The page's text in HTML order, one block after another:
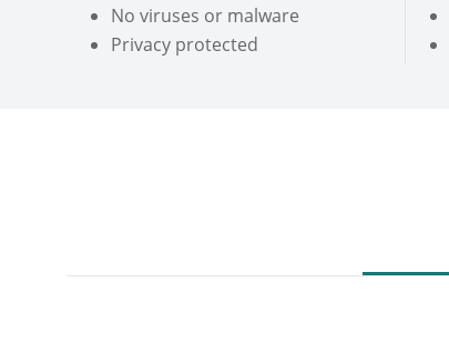
No viruses or malware
Privacy protected